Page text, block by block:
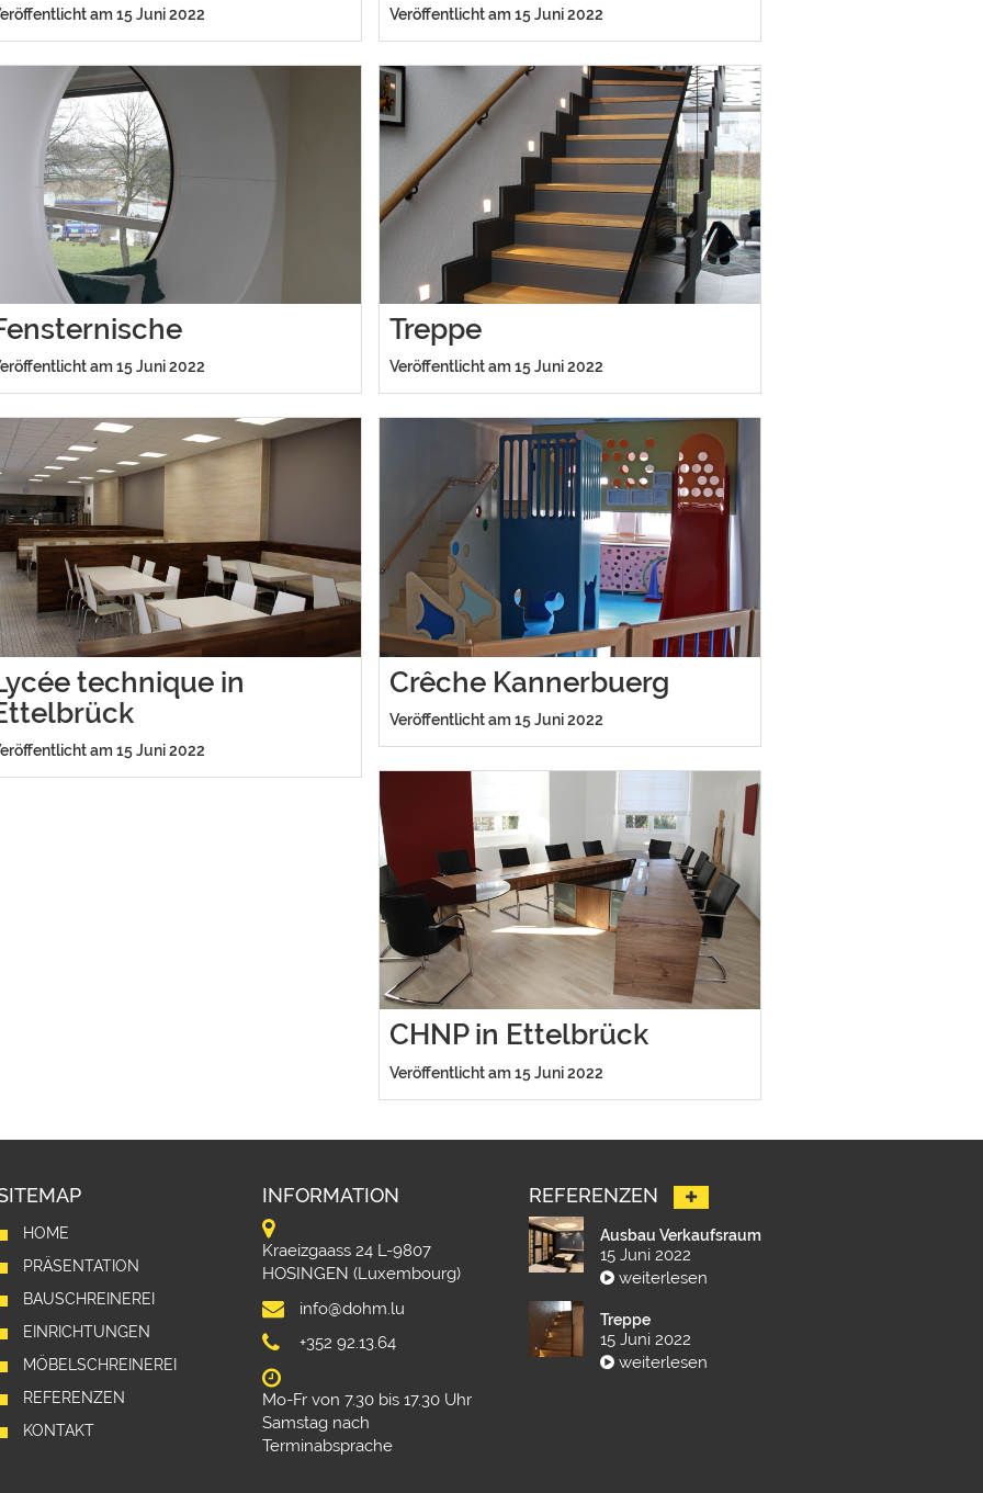
am 15 Juni 2022 Veröffentlicht am 15 Juni 2022
am 15 Juni 2022
Treppe
Veröffentlicht am 15 Juni 2022
technique in
am 15 Juni 2022
Crêche Kannerbuerg
Veröffentlicht am 15 Juni 2022
CHNP in Ettelbrück
Veröffentlicht am 15 Juni 2022
HOME
PRÄSENTATION
BAUSCHREINEREI
EINRICHTUNGEN
MÖBELSCHREINEREI
REFERENZEN
KONTAKT
INFORMATION
Kraeizgaass 24 L-9807
HOSINGEN (Luxembourg)
info@dohm.lu
+352 92.13.64
Mo-Fr von 7.30 bis 17.30 Uhr
Samstag nach
Terminabsprache
REFERENZEN
Ausbau Verkaufsraum
15 Juni 2022
weiterlesen
Treppe
15 Juni 2022
weiterlesen